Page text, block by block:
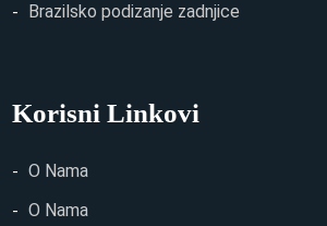
Brazilsko podizanje zadnjice
Korisni Linkovi
O Nama
O Nama